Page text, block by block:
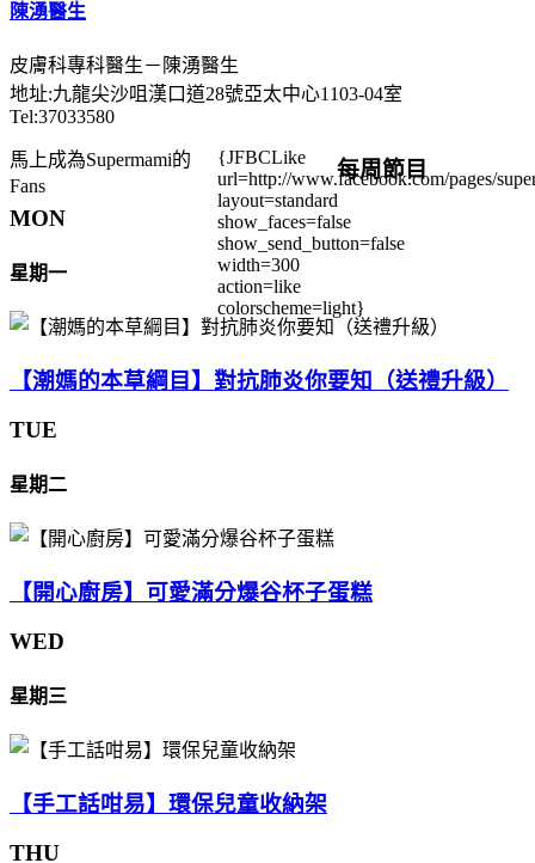
陳湧醫生
皮膚科專科醫生－陳湧醫生
地址:九龍尖沙咀漢口道28號亞太中心1103-04室
Tel:37033580
馬上成為Supermami的
Fans
{JFBCLike
url=http://www.facebook.com/pages/
layout=standard
show_faces=false
show_send_button=false
width=300
action=like
colorscheme=light}
每周節目
MON
星期一
【潮媽的本草綱目】對抗肺炎你要知（送禮升級）
TUE
星期二
【開心廚房】可愛滿分爆谷杯子蛋糕
WED
星期三
【手工話咁易】環保兒童收納架
THU